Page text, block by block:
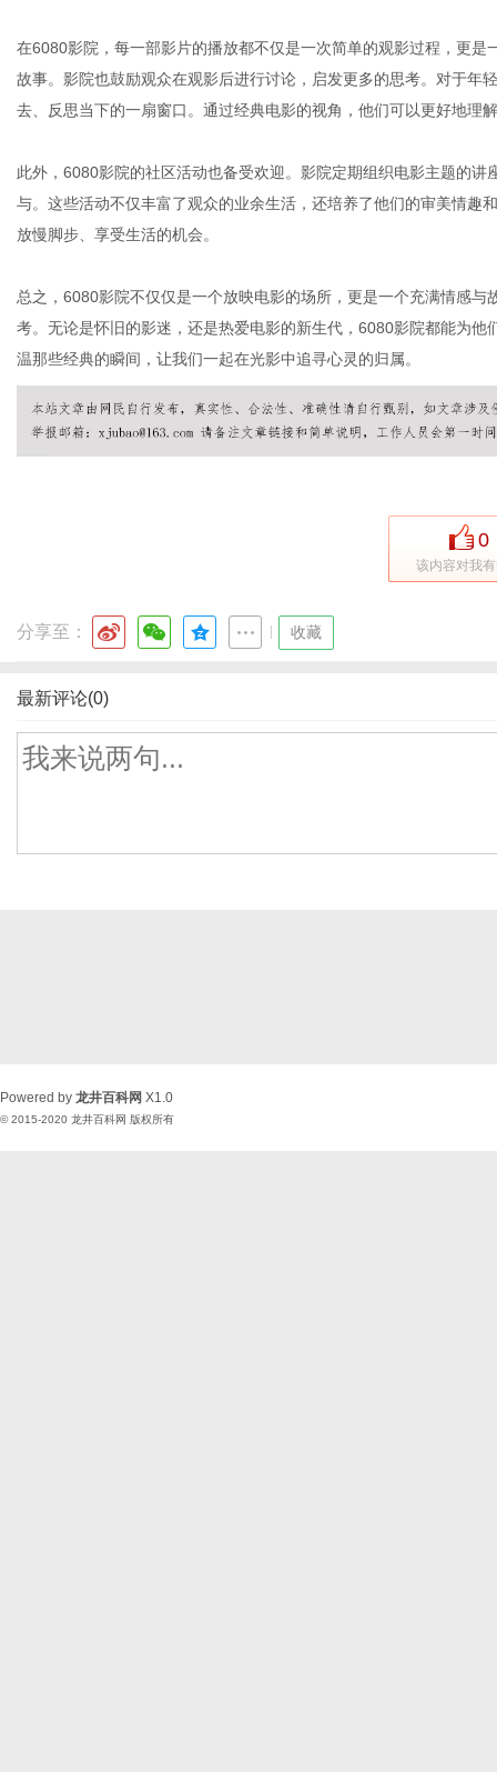
在6080影院，每一部影片的播放都不仅是一次简单的观影过程，更
故事。影院也鼓励观众在观影后进行讨论，启发更多的思考。对于年
去、反思当下的一扇窗口。通过经典电影的视角，他们可以更好地理
此外，6080影院的社区活动也备受欢迎。影院定期组织电影主题的
与。这些活动不仅丰富了观众的业余生活，还培养了他们的审美情趣
放慢脚步、享受生活的机会。
总之，6080影院不仅仅是一个放映电影的场所，更是一个充满情感
考。无论是怀旧的影迷，还是热爱电影的新生代，6080影院都能为
温那些经典的瞬间，让我们一起在光影中追寻心灵的归属。
0
该内容对我
分享至： 收藏
最新评论(0)
Powered by 龙井百科网 X1.0
© 2015-2020 龙井百科网 版权所有